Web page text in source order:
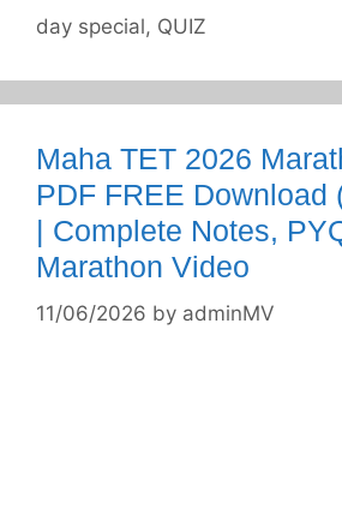
Categories
day special, QUIZ
Maha TET 2026
PDF FREE Download
| Complete Notes,
Marathon Video
11/06/2026 by adminMV